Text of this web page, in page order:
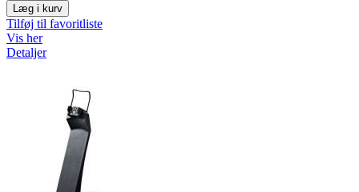
Læg i kurv
Tilføj til favoritliste
Vis her
Detaljer